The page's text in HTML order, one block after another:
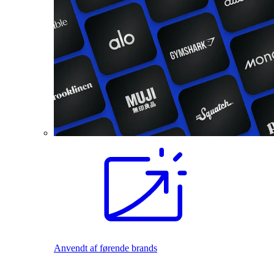
Anvendt af førende brands